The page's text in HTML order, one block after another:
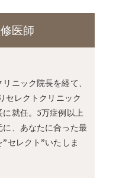
医師
ニック院長を経て、
セレクトクリニック
に就任。5万症例以上
に、あなたに合った最
セレクト”いたしま